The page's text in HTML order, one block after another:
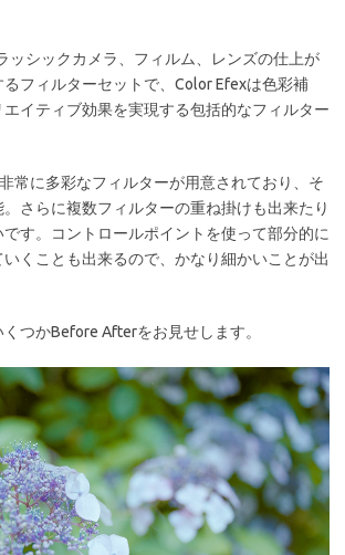
シックカメラ、フィルム、レンズの仕上が
るフィルターセットで、Color Efexは色彩補
イティブ効果を実現する包括的なフィルター
常に多彩なフィルターが用意されており、そ
さらに複数フィルターの重ね掛けも出来たり
です。コントロールポイントを使って部分的に
くことも出来るので、かなり細かいことが出
つかBefore Afterをお見せします。